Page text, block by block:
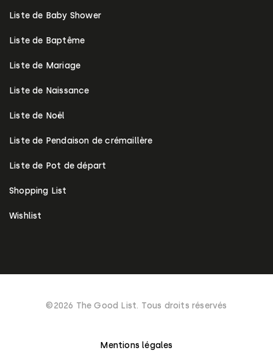
Liste de Baby Shower
Liste de Baptême
Liste de Mariage
Liste de Naissance
Liste de Noël
Liste de Pendaison de crémaillère
Liste de Pot de départ
Shopping List
Wishlist
©2026 The Good List. Tous droits réservés
Mentions légales